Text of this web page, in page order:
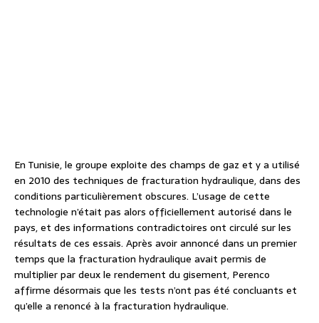
En Tunisie, le groupe exploite des champs de gaz et y a utilisé
en 2010 des techniques de fracturation hydraulique, dans des
conditions particulièrement obscures. L’usage de cette
technologie n’était pas alors officiellement autorisé dans le
pays, et des informations contradictoires ont circulé sur les
résultats de ces essais. Après avoir annoncé dans un premier
temps que la fracturation hydraulique avait permis de
multiplier par deux le rendement du gisement, Perenco
affirme désormais que les tests n’ont pas été concluants et
qu’elle a renoncé à la fracturation hydraulique.